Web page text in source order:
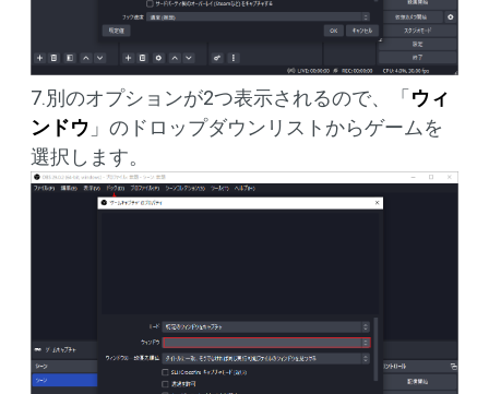
7.別のオプションが2つ表示されるので、「ウィ
ンドウ 」のドロップダウンリストからゲームを
選択します。